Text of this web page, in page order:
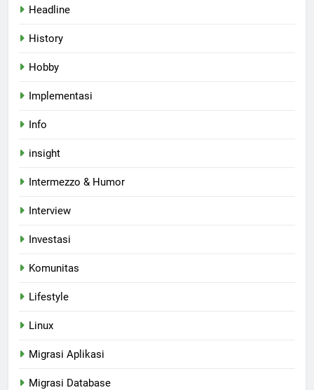
Headline
History
Hobby
Implementasi
Info
insight
Intermezzo & Humor
Interview
Investasi
Komunitas
Lifestyle
Linux
Migrasi Aplikasi
Migrasi Database